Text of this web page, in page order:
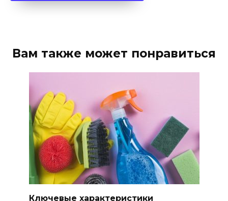
Вам также может понравиться
Ключевые характеристики